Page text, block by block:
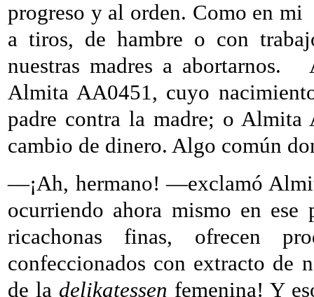
progreso y al orden. Como en mi
a tiros, de hambre o con
nuestras madres a abortarnos.
Almita AA0451, cuyo
padre contra la madre; o Almita
cambio de dinero. Algo común
—¡Ah, hermano! —exclamó
ocurriendo ahora mismo en ese
ricachonas finas, ofrecen
confeccionados con extracto de
de la delikatessen femenina! Y